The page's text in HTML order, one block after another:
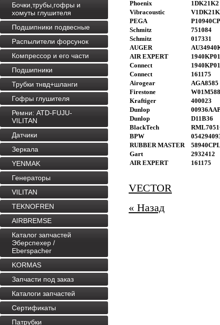
Phoenix
1DK21K2
Vibracoustic
PEGA
P10940CP
Schmitz
751084
Schmitz
017331
AUGER
AIR EXPERT
1940KP01
Connect
1940KP01
Connect
161175
Airogear
AGA8585
Firestone
Kraftiger
400023
Dunlop
Dunlop
D11B36
BlackTech
BPW
RUBBER MASTER
Gart
2932412
AIR EXPERT
161175
VECTOR
« Назад
Бочки,трубы,гофры и
хомуты глушителя
Подшипники подвесные
Распылители форсунок
Компрессор и его части
Подшипники
Трубки тнвд+шланги
Гофры глушителя
Ремни: ATD-FUJU-
VILITAN
Датчики
Зеркала
YENMAK
Генераторы
VILITAN
TEKNOFREN
AIRBREMSE
Каталог запчастей
Эберспехер /
Eberspacher
KORMAS
Запчасти под заказ
Каталоги запчастей
Сертификаты
Патрубки